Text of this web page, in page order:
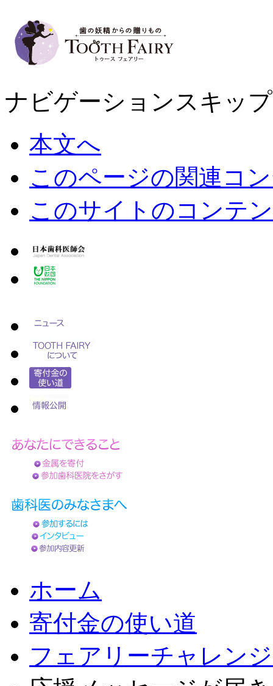
ナビゲーションスキップ
本文へ
このページの関連コ
このサイトのコンテ
ホーム
寄付金の使い道
フェアリーチャレン